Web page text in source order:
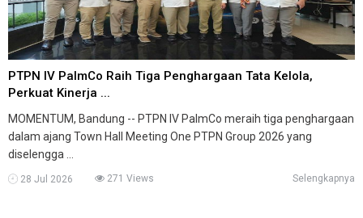
PTPN IV PalmCo Raih Tiga Penghargaan Tata Kelola,
Perkuat Kinerja ...
MOMENTUM, Bandung -- PTPN IV PalmCo meraih tiga penghargaan
dalam ajang Town Hall Meeting One PTPN Group 2026 yang
diselengga ...
28 Jul 2026 271 Views Selengkapnya